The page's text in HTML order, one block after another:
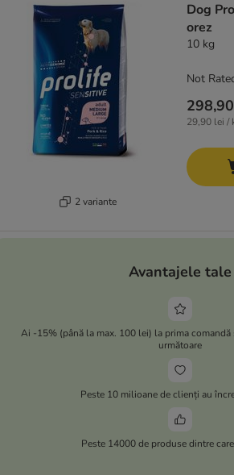
2 variante
Dog
orez
10 kg
29,90 lei /
Not
Avantajele tale
Ai -15% (până la max. 100 lei) la prima
următoare
Peste 10 milioane de clienți au
Peste 14000 de produse dintre